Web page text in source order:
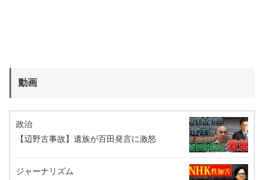
動画
政治
【辺野古事故】遺族が百田発言に激怒
ジャーナリズム